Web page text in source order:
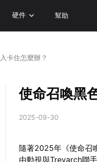
硬件 幫助
卡住怎麼辦？
使命召喚黑
2025-09-30
隨著2025年《使命召
由動視與Treyarch聯